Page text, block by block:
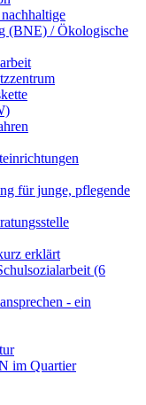
(BNE) / Ökologische
für junge, pflegende
erklärt
(6
- ein
im Quartier